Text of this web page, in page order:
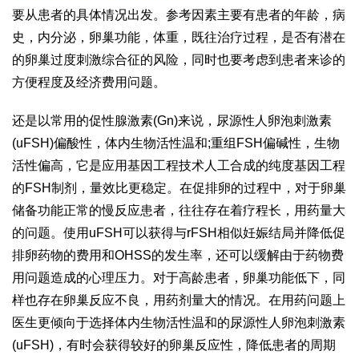
要从患者的具体情况出发。参考因素主要有患者的年龄，病
史，内分泌，卵巢功能，体重，既往治疗过程，是否有潜在
的卵巢过度刺激综合征的风险，同时也要考虑到患者来诊的
方便程度及经济费用问题。
还是以常用的促性腺激素(Gn)来说，尿源性人卵泡刺激素
(uFSH)偏酸性，体内生物活性温和;重组FSH偏碱性，生物
活性偏高，它是应用基因工程技术人工合成的纯度基因工程
的FSH制剂，量效比更稳定。在促排卵的过程中，对于卵巢
储备功能正常的慢反应患者，往往存在着疗程长，用药量大
的问题。使用uFSH可以获得与rFSH相似妊娠结局并降低促
排卵药物的费用和OHSS的发生率，还可以缓解由于药物费
用问题造成的心理压力。对于高龄患者，卵巢功能低下，同
样也存在卵巢反应不良，用药剂量大的情况。在用药问题上
医生更倾向于选择体内生物活性温和的尿源性人卵泡刺激素
(uFSH)，有时会获得较好的卵巢反应性，降低患者的周期